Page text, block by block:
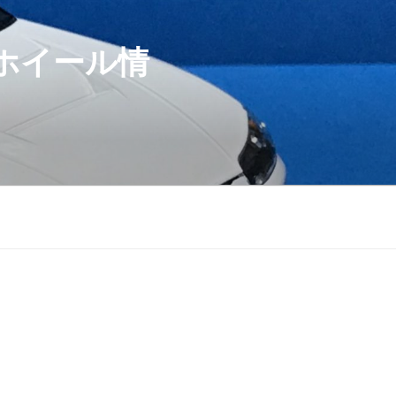
イール情